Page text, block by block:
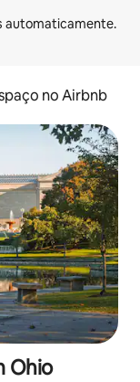
no Airbnb
Ohio